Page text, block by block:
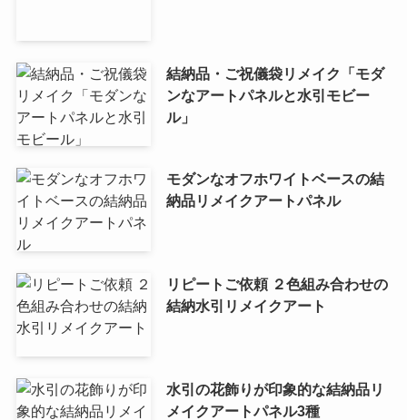
結納品・ご祝儀袋リメイク「モダ
ンなアートパネルと水引モビー
ル」
モダンなオフホワイトベースの結
納品リメイクアートパネル
リピートご依頼 ２色組み合わせの
結納水引リメイクアート
水引の花飾りが印象的な結納品リ
メイクアートパネル3種